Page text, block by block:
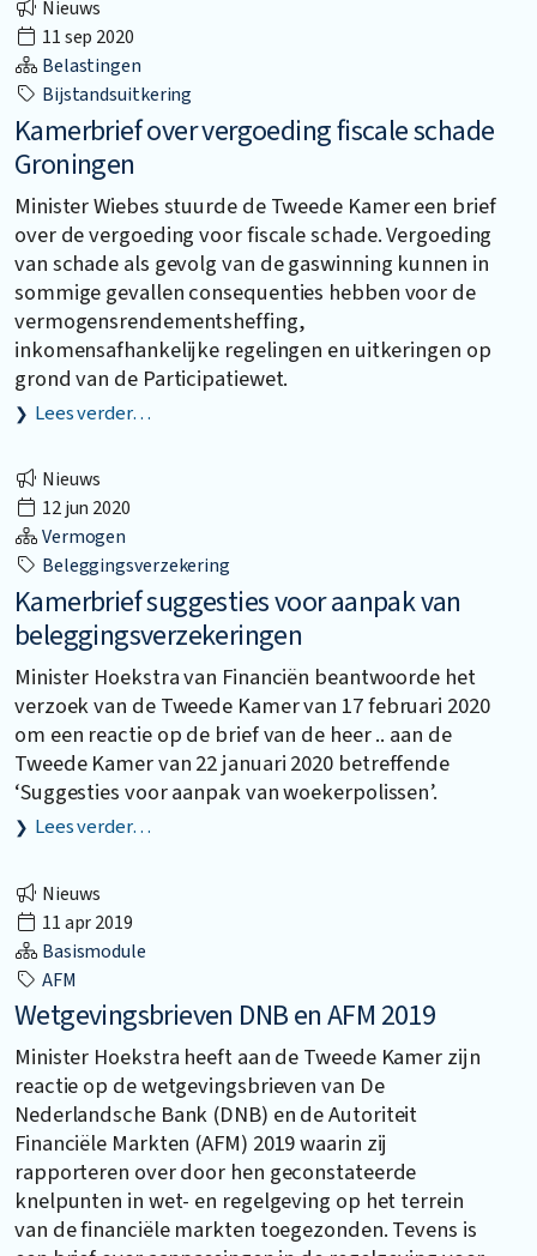
Nieuws
11 sep 2020
Belastingen
Bijstandsuitkering
Kamerbrief over vergoeding fiscale schade
Groningen
Minister Wiebes stuurde de Tweede Kamer een brief
over de vergoeding voor fiscale schade. Vergoeding
van schade als gevolg van de gaswinning kunnen in
sommige gevallen consequenties hebben voor de
vermogensrendementsheffing,
inkomensafhankelijke regelingen en uitkeringen op
grond van de Participatiewet.
Lees verder…
Nieuws
12 jun 2020
Vermogen
Beleggingsverzekering
Kamerbrief suggesties voor aanpak van
beleggingsverzekeringen
Minister Hoekstra van Financiën beantwoorde het
verzoek van de Tweede Kamer van 17 februari 2020
om een reactie op de brief van de heer .. aan de
Tweede Kamer van 22 januari 2020 betreffende
‘Suggesties voor aanpak van woekerpolissen’.
Lees verder…
Nieuws
11 apr 2019
Basismodule
AFM
Wetgevingsbrieven DNB en AFM 2019
Minister Hoekstra heeft aan de Tweede Kamer zijn
reactie op de wetgevingsbrieven van De
Nederlandsche Bank (DNB) en de Autoriteit
Financiële Markten (AFM) 2019 waarin zij
rapporteren over door hen geconstateerde
knelpunten in wet- en regelgeving op het terrein
van de financiële markten toegezonden. Tevens is